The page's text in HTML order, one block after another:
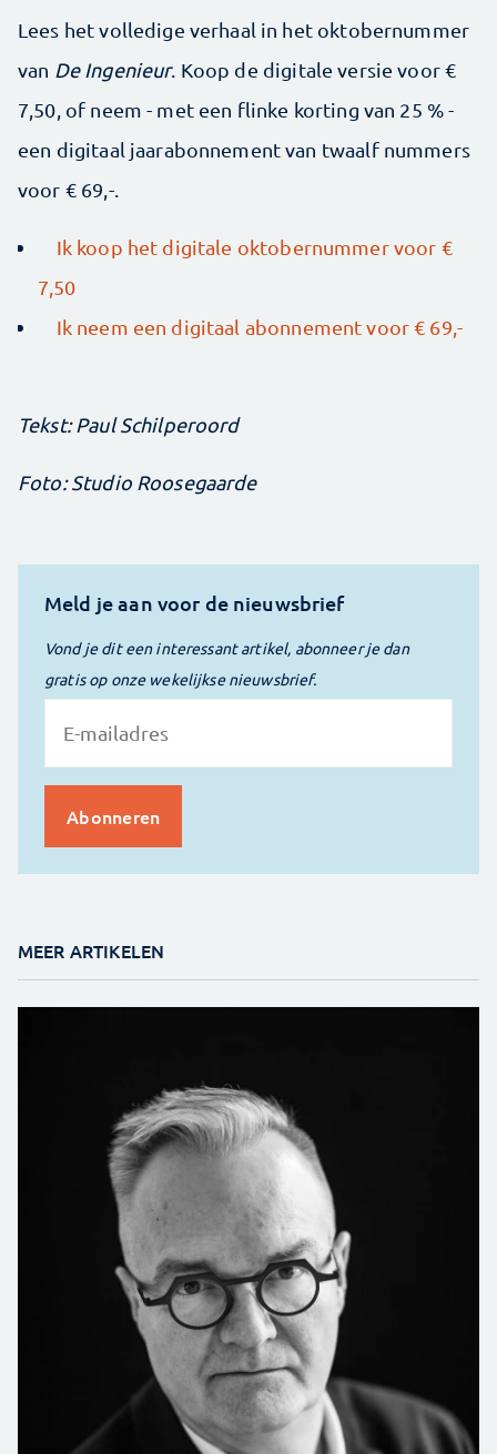
Lees het volledige verhaal in het oktobernummer
van De Ingenieur. Koop de digitale versie voor €
7,50, of neem - met een flinke korting van 25 % -
een digitaal jaarabonnement van twaalf nummers
voor € 69,-.
Ik koop het digitale oktobernummer voor €
7,50
Ik neem een digitaal abonnement voor € 69,-
Tekst: Paul Schilperoord
Foto: Studio Roosegaarde
Meld je aan voor de nieuwsbrief
Vond je dit een interessant artikel, abonneer je dan
gratis op onze wekelijkse nieuwsbrief.
MEER ARTIKELEN